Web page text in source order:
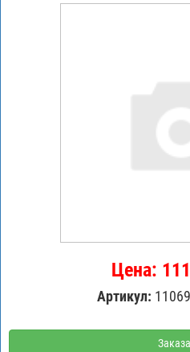
Цена:
Артикул: